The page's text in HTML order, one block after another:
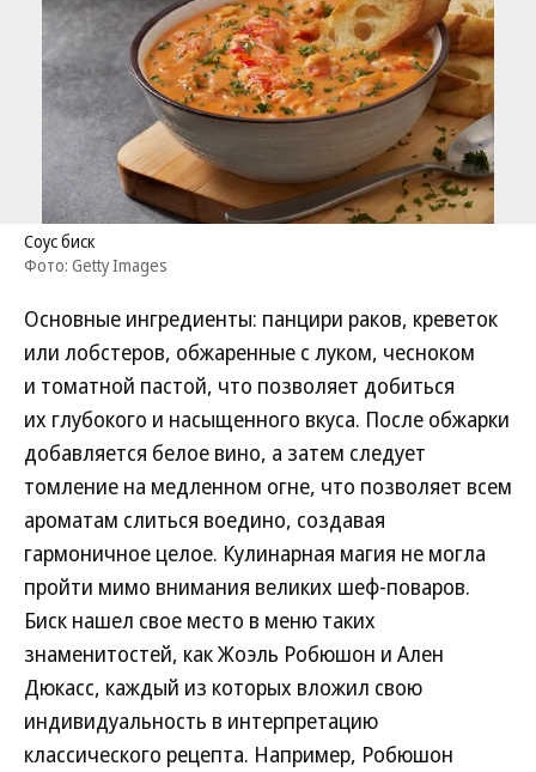
Соус биск
Фото: Getty Images
Основные ингредиенты: панцири раков, креветок
или лобстеров, обжаренные с луком, чесноком
и томатной пастой, что позволяет добиться
их глубокого и насыщенного вкуса. После обжарки
добавляется белое вино, а затем следует
томление на медленном огне, что позволяет всем
ароматам слиться воедино, создавая
гармоничное целое. Кулинарная магия не могла
пройти мимо внимания великих шеф-поваров.
Биск нашел свое место в меню таких
знаменитостей, как Жоэль Робюшон и Ален
Дюкасс, каждый из которых вложил свою
индивидуальность в интерпретацию
классического рецепта. Например, Робюшон